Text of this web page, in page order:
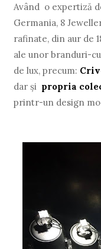
Având o expertiză
Germania, 8
rafinate, din aur de
ale unor branduri-
de lux, precum:
dar şi propria
printr-un design